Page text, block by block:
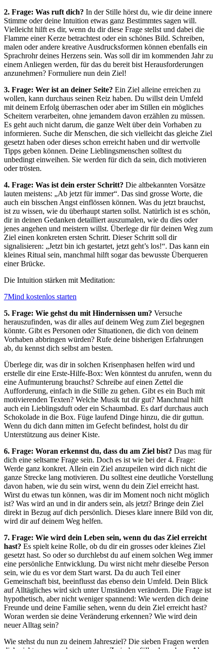
2. Frage: Was ruft dich? In der Stille hörst du, wie dir deine innere
Stimme oder deine Intuition etwas ganz Bestimmtes sagen will.
Vielleicht hilft es dir, wenn du dir diese Frage stellst und dabei die
Flamme einer Kerze betrachtest oder ein schönes Bild. Schreiben,
malen oder andere kreative Ausdrucksformen können ebenfalls ein
Sprachrohr deines Herzens sein. Was soll dir im kommenden Jahr zu
einem Anliegen werden, für das du bereit bist Herausforderungen
anzunehmen? Formuliere nun dein Ziel!
3. Frage: Wer ist an deiner Seite? Ein Ziel alleine erreichen zu
wollen, kann durchaus seinen Reiz haben. Du willst dein Umfeld
mit deinem Erfolg überraschen oder aber im Stillen ein mögliches
Scheitern verarbeiten, ohne jemandem davon erzählen zu müssen.
Es geht auch nicht darum, die ganze Welt über dein Vorhaben zu
informieren. Suche dir Menschen, die sich vielleicht das gleiche Ziel
gesetzt haben oder dieses schon erreicht haben und dir wertvolle
Tipps geben können. Deine Lieblingsmenschen solltest du
unbedingt einweihen. Sie werden für dich da sein, dich motivieren
oder trösten.
4. Frage: Was ist dein erster Schritt? Die altbekannten Vorsätze
lauten meistens: „Ab jetzt für immer“. Das sind grosse Worte, die
auch ein bisschen Angst einflössen können. Was du jetzt brauchst,
ist zu wissen, wie du überhaupt starten sollst. Natürlich ist es schön,
dir in deinen Gedanken detailliert auszumalen, wie du dies oder
jenes angehen und meistern willst. Überlege dir für deinen Weg zum
Ziel einen konkreten ersten Schritt. Dieser Schritt soll dir
signalisieren: „Jetzt bin ich gestartet, jetzt geht’s los!“. Das kann ein
kleines Ritual sein, manchmal hilft sogar das bewusste Überqueren
einer Brücke.
Die Intuition stärken mit Meditation:
7Mind kostenlos starten
5. Frage: Wie gehst du mit Hindernissen um? Versuche
herauszufinden, was dir alles auf deinem Weg zum Ziel begegnen
könnte. Gibt es Personen oder Situationen, die dich von deinem
Vorhaben abbringen würden? Rufe deine bisherigen Erfahrungen
ab, du kennst dich selbst am besten.
Überlege dir, was dir in solchen Krisenphasen helfen wird und
erstelle dir eine Erste-Hilfe-Box: Wen könntest du anrufen, wenn du
eine Aufmunterung brauchst? Schreibe auf einen Zettel die
Aufforderung, einfach in die Stille zu gehen. Gibt es ein Buch mit
motivierenden Texten? Welche Musik tut dir gut? Manchmal hilft
auch ein Lieblingsduft oder ein Schaumbad. Es darf durchaus auch
Schokolade in die Box. Füge laufend Dinge hinzu, die dir guttun.
Wenn du dich dann mitten im Gefecht befindest, holst du dir
Unterstützung aus deiner Kiste.
6. Frage: Woran erkennst du, dass du am Ziel bist? Das mag für
dich eine seltsame Frage sein. Doch es ist wie bei der 4. Frage:
Werde ganz konkret. Allein ein Ziel anzupeilen wird dich nicht die
ganze Strecke lang motivieren. Du solltest eine deutliche Vorstellung
davon haben, wie du sein wirst, wenn du dein Ziel erreicht hast.
Wirst du etwas tun können, was dir im Moment noch nicht möglich
ist? Was wird an und in dir anders sein, als jetzt? Bringe dein Ziel
direkt in Bezug auf dich persönlich. Dieses klare innere Bild von dir,
wird dir auf deinem Weg helfen.
7. Frage: Wie wird dein Leben sein, wenn du das Ziel erreicht
hast? Es spielt keine Rolle, ob du dir ein grosses oder kleines Ziel
gesetzt hast. So oder so durchlebst du auf einem solchen Weg immer
eine persönliche Entwicklung. Du wirst nicht mehr dieselbe Person
sein, wie du es vor dem Start warst. Da du auch Teil einer
Gemeinschaft bist, beeinflusst das ebenso dein Umfeld. Dein Blick
auf Alltägliches wird sich unter Umständen verändern. Die Frage ist
hypothetisch, aber nicht weniger spannend: Wie werden dich deine
Freunde und deine Familie sehen, wenn du dein Ziel erreicht hast?
Woran werden sie deine Veränderung erkennen? Wie wird dein
neuer Alltag sein?
Wie stehst du nun zu deinem Jahresziel? Die sieben Fragen werden